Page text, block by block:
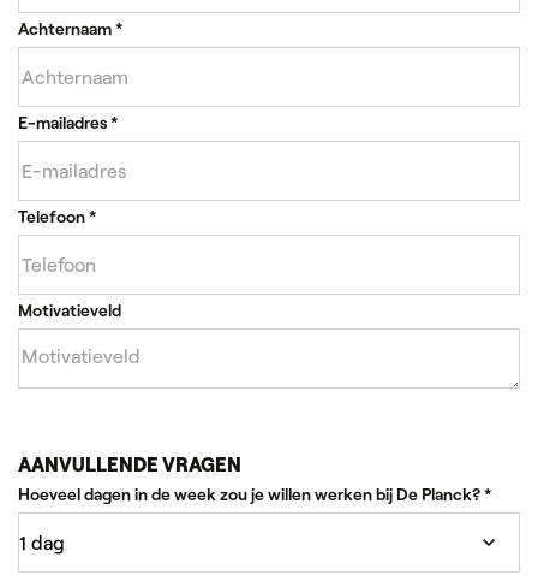
Achternaam*
E-mailadres*
Telefoon*
Motivatieveld
AANVULLENDE VRAGEN
Hoeveel dagen in de week zou je willen werken bij De Planck?*